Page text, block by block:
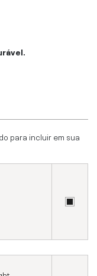
para incluir em sua